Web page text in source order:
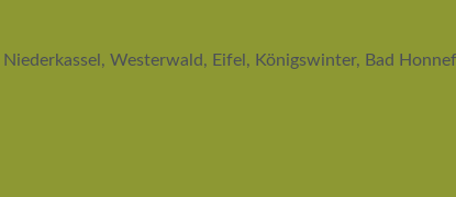
Westerwald, Eifel, Königswinter, Bad